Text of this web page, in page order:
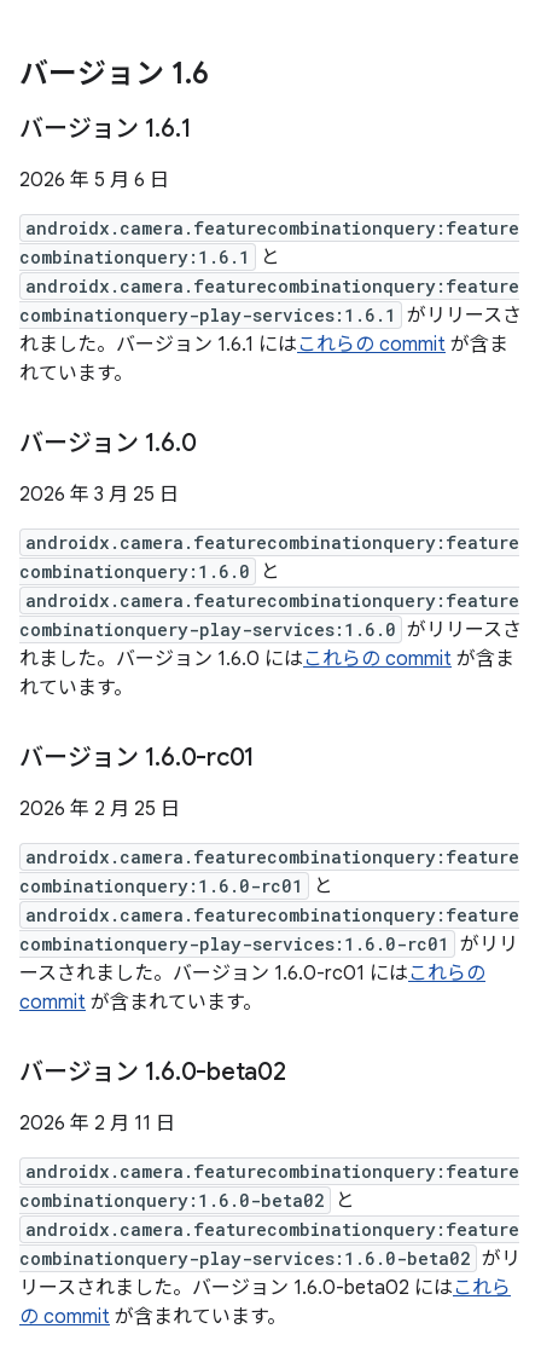
バージョン 1.6
バージョン 1.6.1
2026 年 5 月 6 日
androidx.camera.featurecombinationquery:feature
combinationquery:1.6.1
と
androidx.camera.featurecombinationquery:feature
combinationquery-play-services:1.6.1
がリリースさ
れました。バージョン 1.6.1 にはこれらの commit が含ま
れています。
バージョン 1.6.0
2026 年 3 月 25 日
androidx.camera.featurecombinationquery:feature
combinationquery:1.6.0
と
androidx.camera.featurecombinationquery:feature
combinationquery-play-services:1.6.0 がリリースさ
れました。バージョン 1.6.0 にはこれらの commit が含ま
れています。
バージョン 1.6.0-rc01
2026 年 2 月 25 日
androidx.camera.featurecombinationquery:feature
combinationquery:1.6.0-rc01
と
androidx.camera.featurecombinationquery:feature
combinationquery-play-services:1.6.0-rc01
がリリ
ースされました。バージョン 1.6.0-rc01 にはこれらの
commit が含まれています。
バージョン 1.6.0-beta02
2026 年 2 月 11 日
androidx.camera.featurecombinationquery:feature
combinationquery:1.6.0-beta02
と
androidx.camera.featurecombinationquery:feature
combinationquery-play-services:1.6.0-beta02 がリ
リースされました。バージョン 1.6.0-beta02 にはこれら
の commit が含まれています。